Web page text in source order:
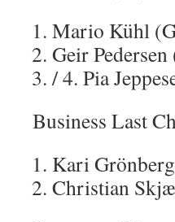
Mario Kühl
Geir
/ 4. Pia
Business Last
Kari Grönberg
Christian